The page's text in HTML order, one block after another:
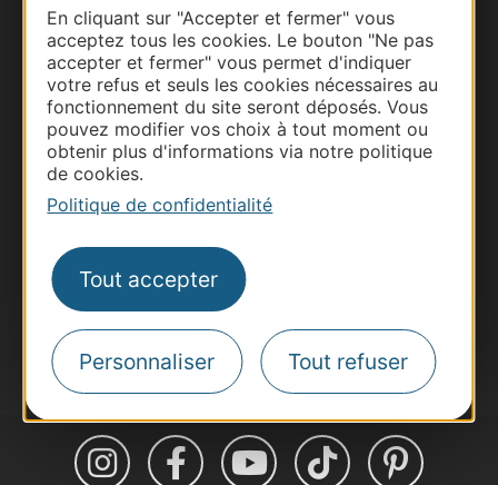
En cliquant sur "Accepter et fermer" vous
acceptez tous les cookies. Le bouton "Ne pas
accepter et fermer" vous permet d'indiquer
votre refus et seuls les cookies nécessaires au
fonctionnement du site seront déposés. Vous
pouvez modifier vos choix à tout moment ou
obtenir plus d'informations via notre politique
de cookies.
Politique de confidentialité
Tout accepter
Personnaliser Tout refuser
Thermalisme
Business/Mice
Pros d'Occitanie
Site presse et d'influence
Voyagistes
Inscrivez-vous à la lettre d'information
Destination Occitanie pour recevoir des
suggestions de séjours, de visites et de sorties.
Je m'abonne